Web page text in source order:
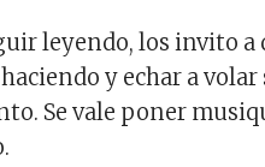
leyendo, los invito
y echar a
Se vale poner